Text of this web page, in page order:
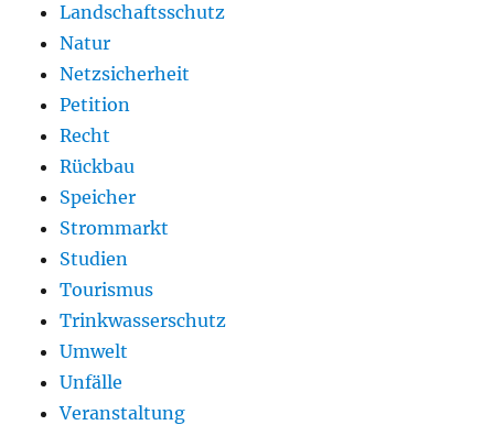
Landschaftsschutz
Natur
Netzsicherheit
Petition
Recht
Rückbau
Speicher
Strommarkt
Studien
Tourismus
Trinkwasserschutz
Umwelt
Unfälle
Veranstaltung